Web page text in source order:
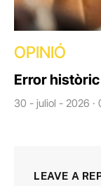
OPINIÓ
Error històric
30 - juliol - 2026 ·
LEAVE A